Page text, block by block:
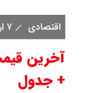
اقتصادی ۷ اردیبهشت ۱۴۰۵
+ جدول